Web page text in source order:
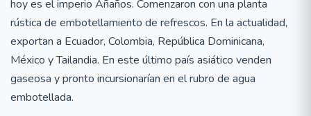
hoy es el imperio Añaños. Comenzaron con una planta
rústica de embotellamiento de refrescos. En la actualidad,
exportan a Ecuador, Colombia, República Dominicana,
México y Tailandia. En este último país asiático venden
gaseosa y pronto incursionarían en el rubro de agua
embotellada.